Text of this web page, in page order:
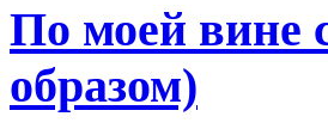
По моей вине
образом)